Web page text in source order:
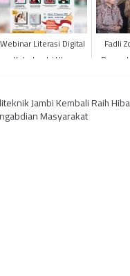
Webinar Literasi Digital
Kota Jambi Ulas
Fadli
Jambi Kembali Raih
Masyarakat